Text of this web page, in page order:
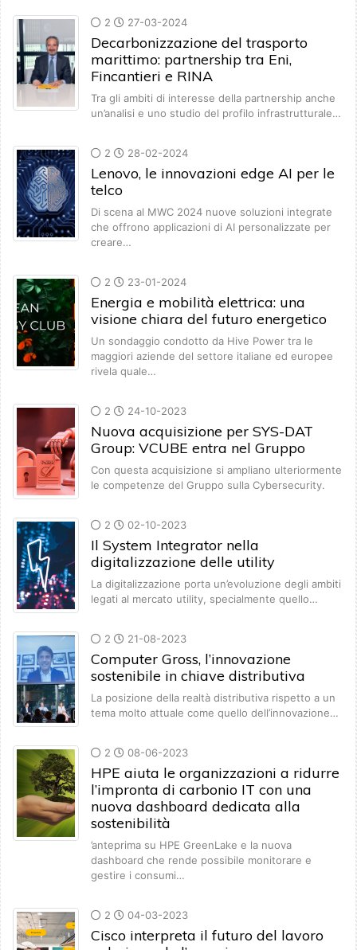
2 27-03-2024
Decarbonizzazione del trasporto
marittimo: partnership tra Eni,
Fincantieri e RINA
Tra gli ambiti di interesse della partnership anche
un’analisi e uno studio del profilo infrastrutturale…
2 28-02-2024
Lenovo, le innovazioni edge AI per le
telco
Di scena al MWC 2024 nuove soluzioni integrate
che offrono applicazioni di AI personalizzate per
creare…
2 23-01-2024
Energia e mobilità elettrica: una
visione chiara del futuro energetico
Un sondaggio condotto da Hive Power tra le
maggiori aziende del settore italiane ed europee
rivela quale…
2 24-10-2023
Nuova acquisizione per SYS-DAT
Group: VCUBE entra nel Gruppo
Con questa acquisizione si ampliano ulteriormente
le competenze del Gruppo sulla Cybersecurity.
2 02-10-2023
Il System Integrator nella
digitalizzazione delle utility
La digitalizzazione porta un’evoluzione degli ambiti
legati al mercato utility, specialmente quello…
2 21-08-2023
Computer Gross, l’innovazione
sostenibile in chiave distributiva
La posizione della realtà distributiva rispetto a un
tema molto attuale come quello dell’innovazione…
2 08-06-2023
HPE aiuta le organizzazioni a ridurre
l’impronta di carbonio IT con una
nuova dashboard dedicata alla
sostenibilità
’anteprima su HPE GreenLake e la nuova
dashboard che rende possibile monitorare e
gestire i consumi…
2 04-03-2023
Cisco interpreta il futuro del lavoro